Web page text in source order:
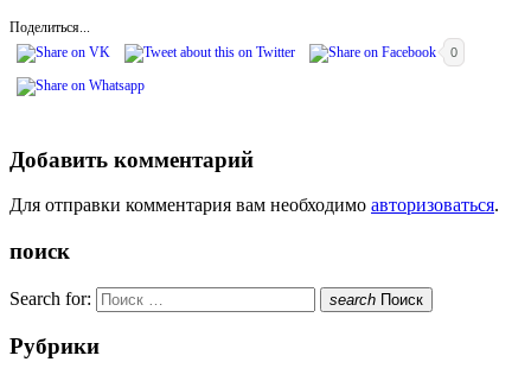
Поделиться...
0
Добавить комментарий
Для отправки комментария вам необходимо авторизоваться.
поиск
Search for: search Поиск
Рубрики